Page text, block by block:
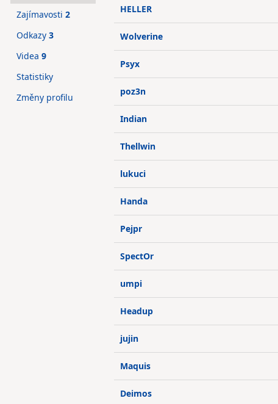
HELLER
Wolverine
Psyx
poz3n
Indian
Thellwin
lukuci
Handa
Pejpr
SpectOr
umpi
Headup
jujin
Maquis
Deimos
Zajímavosti 2
Odkazy 3
Videa 9
Statistiky
Změny profilu